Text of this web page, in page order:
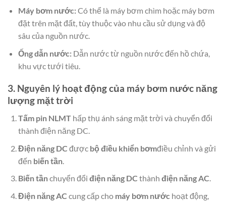
Máy bơm nước:Có thể là máy bơm chìm hoặc máy bơm
đặt trên mặt đất, tùy thuộc vào nhu cầu sử dụng và độ
sâu của nguồn nước.
Ống dẫn nước:Dẫn nước từ nguồn nước đến hồ chứa,
khu vực tưới tiêu.
3. Nguyên lý hoạt động của máy bơm nước năng
lượng mặt trời
Tấm pin NLMThấp thụ ánh sáng mặt trời và chuyển đổi
thành điện năng DC.
Điện năng DC được bộ điều khiển bơmđiều chỉnh và gửi
đến biến tần.
Biến tầnchuyển đổi điện năng DC thành điện năng AC.
Điện năng AC cung cấp cho máy bơm nước hoạt động,